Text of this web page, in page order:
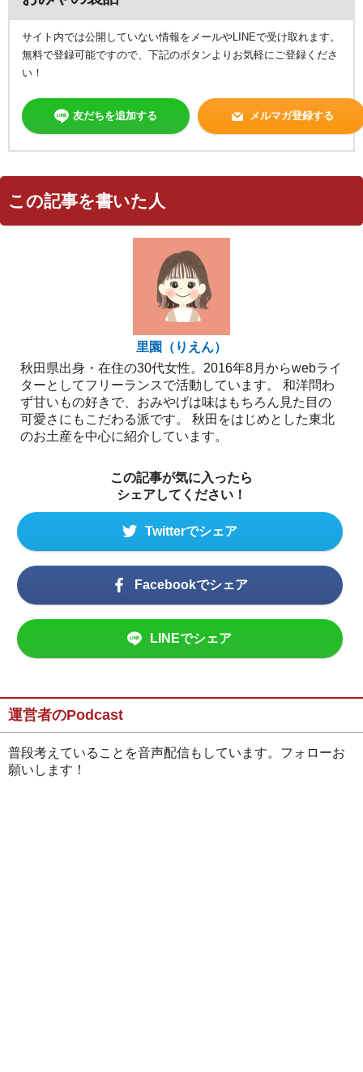
サイト内では公開していない情報をメールやLINEで受け取れます。
無料で登録可能ですので、下記のボタンよりお気軽にご登録くださ
い！
友だちを追加する メルマガ登録する
この記事を書いた人
里園（りえん）
秋田県出身・在住の30代女性。2016年8月からwebライ
ターとしてフリーランスで活動しています。 和洋問わ
ず甘いもの好きで、おみやげは味はもちろん見た目の
可愛さにもこだわる派です。 秋田をはじめとした東北
のお土産を中心に紹介しています。
この記事が気に入ったら
シェアしてください！
Twitterでシェア
Facebookでシェア
LINEでシェア
運営者のPodcast
普段考えていることを音声配信もしています。フォローお
願いします！